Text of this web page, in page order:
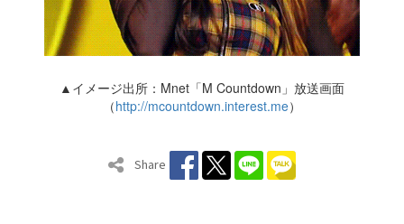
▲イメージ出所：Mnet「M Countdown」放送画面
（http://mcountdown.interest.me）
Share